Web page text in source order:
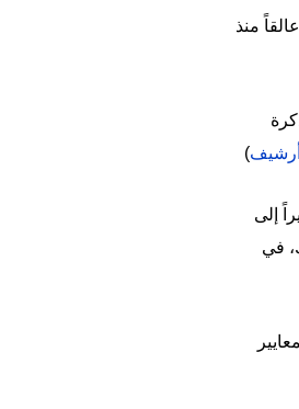
لكنّ هذا الملف لا يزال عالقاً منذ
أرشيف)
مشيراً إلى
العراق آنذاك، في